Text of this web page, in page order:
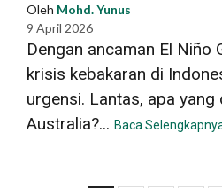
Oleh Mohd. Yunus
9 April 2026
Dengan ancaman El Niño
krisis kebakaran di
urgensi. Lantas, apa yang
Australia?... Baca